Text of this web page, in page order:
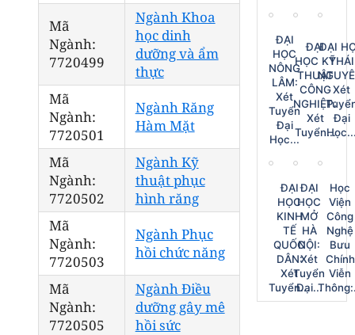
Mã
Ngành:
7720499
Ngành Khoa
học dinh
dưỡng và ẩm
thực
Mã
Ngành:
7720501
Ngành Răng
Hàm Mặt
Mã
Ngành:
7720502
Ngành Kỹ
thuật phục
hình răng
Mã
Ngành:
7720503
Ngành Phục
hồi chức năng
Mã
Ngành:
7720505
Ngành Điều
dưỡng gây mê
hồi sức
ĐẠI
HỌC
NÔNG
LÂM:
Xét
Tuyển
Đại
Học...
ĐẠI
HỌC KỸ
THUẬT
CÔNG
NGHIỆP:
Xét
Tuyển...
ĐẠI
THÁI
Xét
Đại
ĐẠI
HỌC
KINH
TẾ
QUỐC
DÂN:
Xét
Tuyển...
ĐẠI
HỌC
MỞ
HÀ
NỘI:
Xét
Tuyển
Đại...
Học
Viện
Công
Nghệ
Bưu
Chính
Viễn